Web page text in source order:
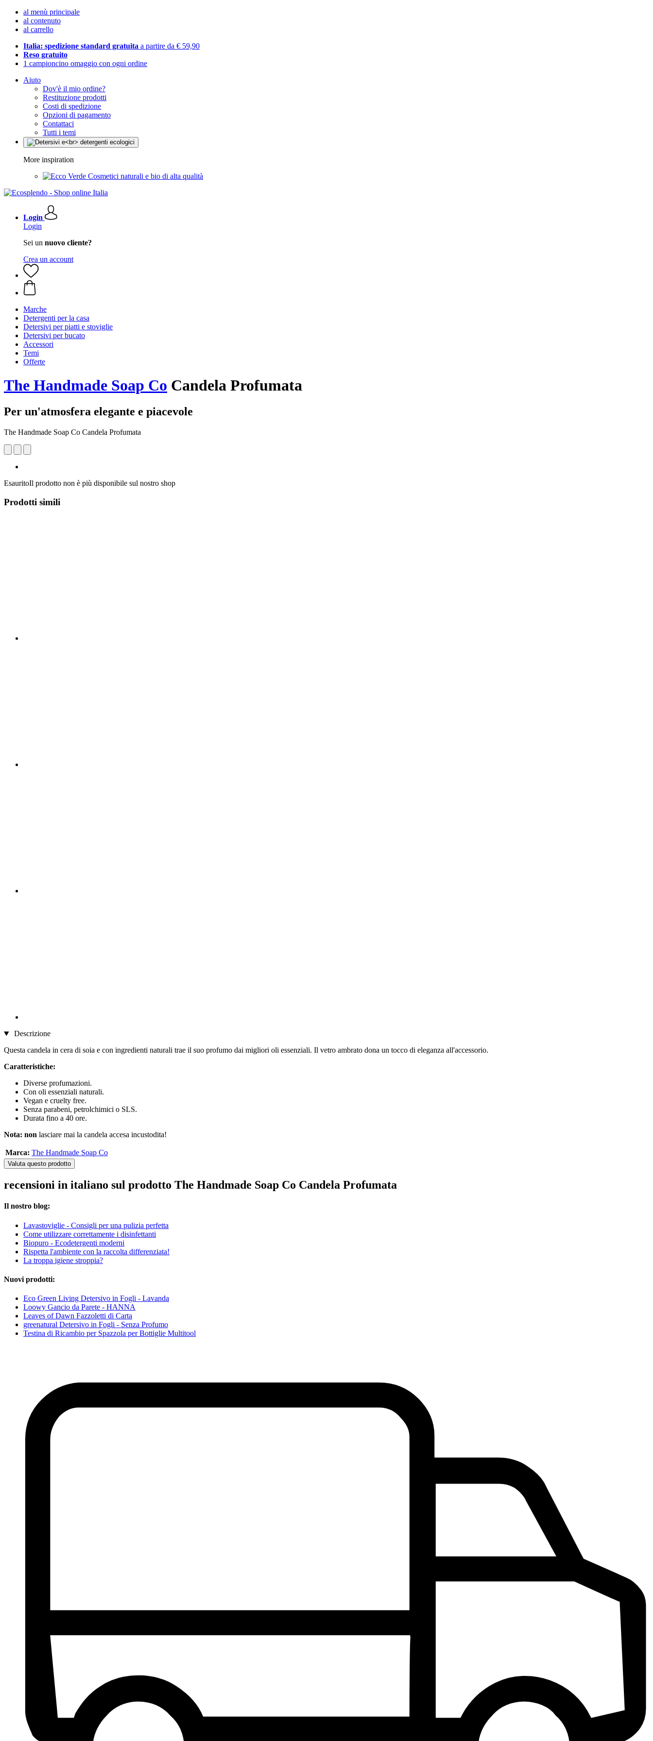
al menù principale
al contenuto
al carrello
Italia: spedizione standard gratuita a partire da € 59,90
Reso gratuito
1 campioncino omaggio con ogni ordine
Aiuto
Dov'è il mio ordine?
Restituzione prodotti
Costi di spedizione
Opzioni di pagamento
Contattaci
Tutti i temi
More inspiration
Cosmetici naturali e bio di alta qualità
Login
Login
Sei un nuovo cliente?
Crea un account
Marche
Detergenti per la casa
Detersivi per piatti e stoviglie
Detersivi per bucato
Accessori
Temi
Offerte
The Handmade Soap Co Candela Profumata
Per un'atmosfera elegante e piacevole
The Handmade Soap Co Candela Profumata
EsauritoIl prodotto non è più disponibile sul nostro shop
Prodotti simili
Descrizione
Questa candela in cera di soia e con ingredienti naturali trae il suo profumo dai migliori oli essenziali. Il vetro ambrato dona un tocco di eleganza all'accessorio.
Caratteristiche:
Diverse profumazioni.
Con oli essenziali naturali.
Vegan e cruelty free.
Senza parabeni, petrolchimici o SLS.
Durata fino a 40 ore.
Nota: non lasciare mai la candela accesa incustodita!
Marca: The Handmade Soap Co
Valuta questo prodotto
recensioni in italiano sul prodotto The Handmade Soap Co Candela Profumata
Il nostro blog:
Lavastoviglie - Consigli per una pulizia perfetta
Come utilizzare correttamente i disinfettanti
Biopuro - Ecodetergenti moderni
Rispetta l'ambiente con la raccolta differenziata!
La troppa igiene stroppia?
Nuovi prodotti:
Eco Green Living Detersivo in Fogli - Lavanda
Loowy Gancio da Parete - HANNA
Leaves of Dawn Fazzoletti di Carta
greenatural Detersivo in Fogli - Senza Profumo
Testina di Ricambio per Spazzola per Bottiglie Multitool